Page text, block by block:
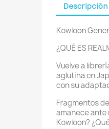
Descripción
Kowloon
¿QUÉ ES
Vuelve a
aglutina en
con su
Fragmentos
amanece ante
Kowloon?